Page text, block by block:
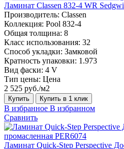
Ламинат Classen 832-4 WR
Производитель: Classen
Коллекция: Pool 832-4
Общая толщина: 8
Класс использования: 32
Способ укладки: Замковой
Кратность упаковки: 1.973
Вид фаски: 4 V
Тип цены: Цена
2 525 руб./м2
Купить Купить в 1 клик
В избранное В избранном
Сравнить
Ламинат Quick-Step Perspective